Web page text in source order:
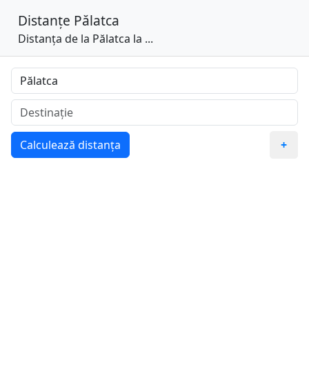
Distanțe Pălatca
Distanța de la Pălatca la ...
Calculează distanța +